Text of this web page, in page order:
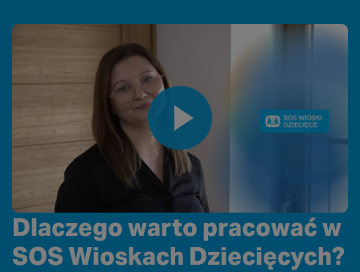
Dlaczego warto pracować w
SOS Wioskach Dziecięcych?